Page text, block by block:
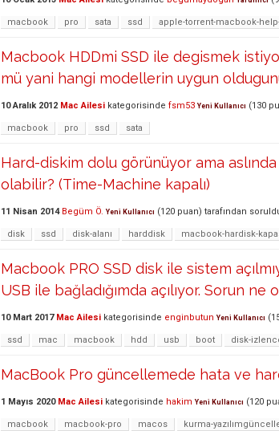
macbook pro sata ssd apple-torrent-macbook-
Macbook HDDmi SSD ile degismek
mü yani hangi modellerin uygun
10 Aralık 2012 Mac Ailesi kategorisinde fsm53 Yeni Kullanıcı (130
macbook pro ssd sata
Hard-diskim dolu görünüyor ama
olabilir? (Time-Machine kapalı)
11 Nisan 2014 Begüm Ö. Yeni Kullanıcı (120 puan) tarafından
disk ssd disk-alanı harddisk macbook-hardisk-
Macbook PRO SSD disk ile sistem
USB ile bağladığımda açılıyor. Sorun ne
10 Mart 2017 Mac Ailesi kategorisinde enginbutun Yeni Kullanıcı (
ssd mac macbook hdd usb boot disk-
MacBook Pro güncellemede hata ve
1 Mayıs 2020 Mac Ailesi kategorisinde hakim Yeni Kullanıcı (120
macbook macbook-pro macos kurma-